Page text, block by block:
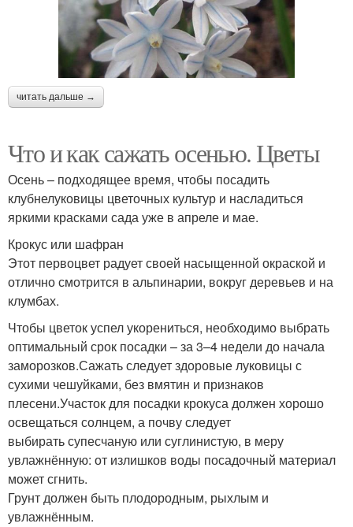
читать дальше →
Что и как сажать осенью. Цветы
Осень – подходящее время, чтобы посадить
клубнелуковицы цветочных культур и насладиться
яркими красками сада уже в апреле и мае.
Крокус или шафран
Этот первоцвет радует своей насыщенной окраской и
отлично смотрится в альпинарии, вокруг деревьев и на
клумбах.
Чтобы цветок успел укорениться, необходимо выбрать
оптимальный срок посадки – за 3–4 недели до начала
заморозков.Сажать следует здоровые луковицы с
сухими чешуйками, без вмятин и признаков
плесени.Участок для посадки крокуса должен хорошо
освещаться солнцем, а почву следует
выбирать супесчаную или суглинистую, в меру
увлажнённую: от излишков воды посадочный материал
может сгнить.
Грунт должен быть плодородным, рыхлым и
увлажнённым.